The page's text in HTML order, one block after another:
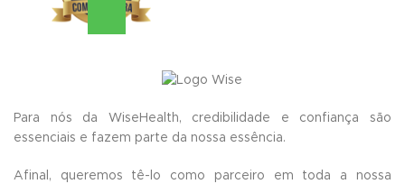
Para nós da WiseHealth, credibilidade e confiança são
essenciais e fazem parte da nossa essência.
Afinal, queremos tê-lo como parceiro em toda a nossa